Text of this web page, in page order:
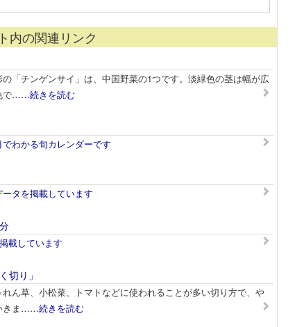
内の関連リンク
「チンゲンサイ」は、中国野菜の1つです。淡緑色の茎は幅が広
で……続きを読む
わかる旬カレンダーです
タを掲載しています
載しています
切り」
れん草、小松菜、トマトなどに使われることが多い切り方で、や
ま ……続きを読む